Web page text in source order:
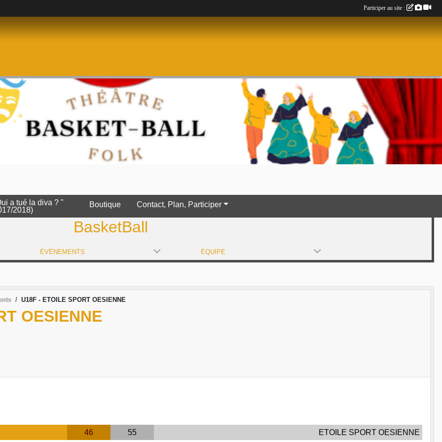
a tué la diva ? "
2018)
Boutique Contact, Plan, Participer
BasketBall
ÉVÈNEMENTS ÉQUIPE
U18F - ETOILE SPORT OESIENNE
OESIENNE
46 55 ETOILE SPORT OESIENNE
Participer au site :